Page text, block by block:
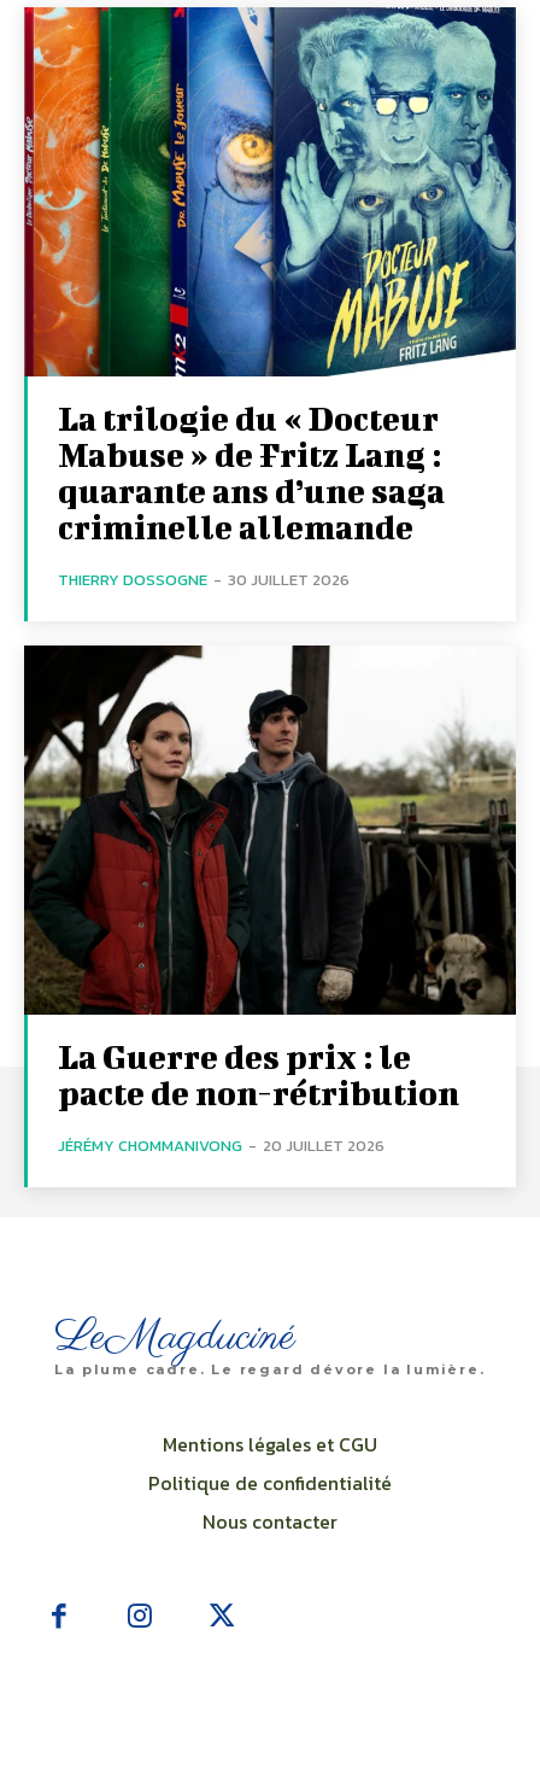
La trilogie du « Docteur
Mabuse » de Fritz Lang :
quarante ans d’une saga
criminelle allemande
THIERRY DOSSOGNE - 30 JUILLET 2026
La Guerre des prix : le
pacte de non-rétribution
JÉRÉMY CHOMMANIVONG - 20 JUILLET 2026
LeMagduciné
La plume cadre. Le regard dévore la lumière.
Mentions légales et CGU
Politique de confidentialité
Nous contacter